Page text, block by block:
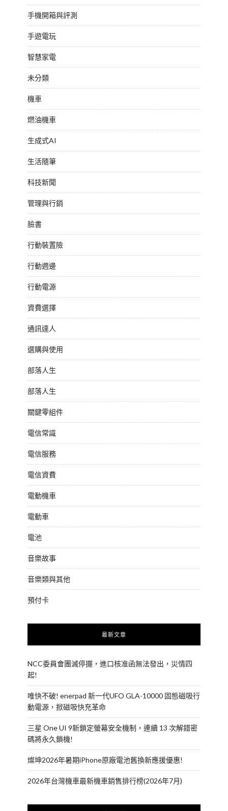
手機開箱與評測
手遊電玩
智慧家電
未分類
機車
燃油機車
生成式AI
生活隨筆
科技新聞
管理與行銷
臉書
行動裝置險
行動週邊
行動電源
資費選擇
通訊達人
選購與使用
部落人生
部落人生
關鍵零組件
電信常識
電信服務
電信資費
電動機車
電動車
電池
音樂故事
音樂類與其他
預付卡
最新文章
NCC委員會團滅停擺，進口核准函無法發出，災情四
起!
唯快不破! enerpad 新一代UFO GLA-10000 固態磁吸行
動電源，掀磁吸快充革命
三星 One UI 9新鎖定螢幕安全機制，連續 13 次解錯密
碼將永久鎖機!
燦坤2026年暑期iPhone原廠電池舊換新應援優惠!
2026年台灣機車最新機車銷售排行榜(2026年7月)